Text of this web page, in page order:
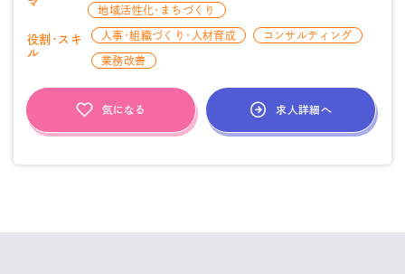
地域活性化・まちづくり
役割・スキ
ル
人事・組織づくり・人材育成 コンサルティング
業務改善
気になる 求人詳細へ